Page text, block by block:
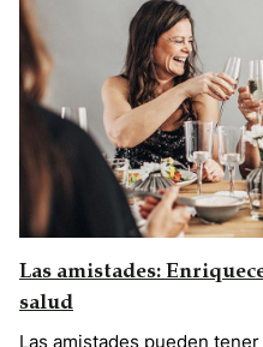
Las amistades:
salud
Las amistades pueden